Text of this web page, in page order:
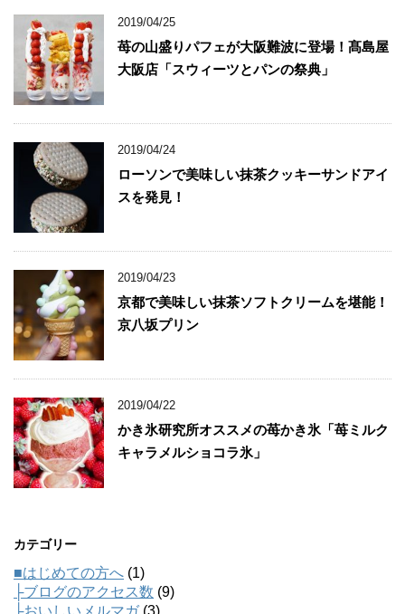
2019/04/25
苺の山盛りパフェが大阪難波に登場！髙島屋
大阪店「スウィーツとパンの祭典」
2019/04/24
ローソンで美味しい抹茶クッキーサンドアイ
スを発見！
2019/04/23
京都で美味しい抹茶ソフトクリームを堪能！
京八坂プリン
2019/04/22
かき氷研究所オススメの苺かき氷「苺ミルク
キャラメルショコラ氷」
カテゴリー
■はじめての方へ (1)
├ブログのアクセス数 (9)